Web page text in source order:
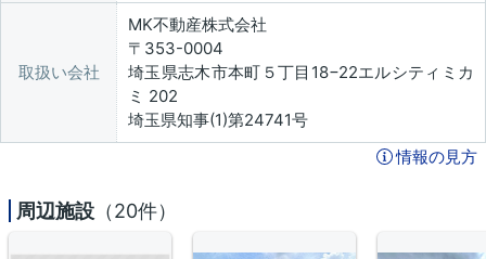
取扱い会社
MK不動産株式会社
〒353-0004
埼玉県志木市本町５丁目18−22エルシティミカ
ミ 202
埼玉県知事(1)第24741号
情報の見方
周辺施設 （20件）